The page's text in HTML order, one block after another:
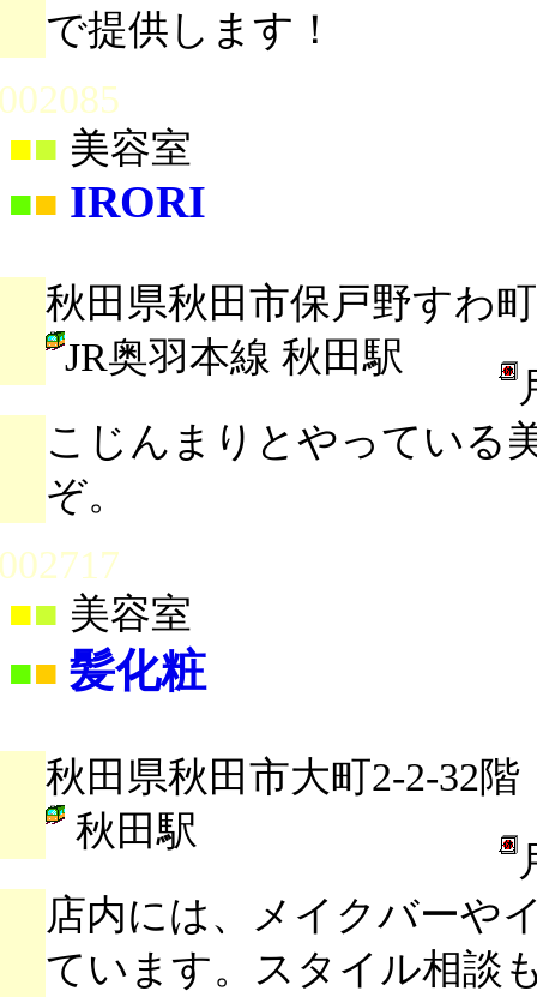
で提供します！
■ 美容室
■■ IRORI
秋田県秋田市保戸野すわ
JR奥羽本線 秋田駅
こじんまりとやっている
ぞ。
■ 美容室
■■ 髪化粧
秋田県秋田市大町2-2-32階
秋田駅
店内には、メイクバーや
ています。スタイル相談